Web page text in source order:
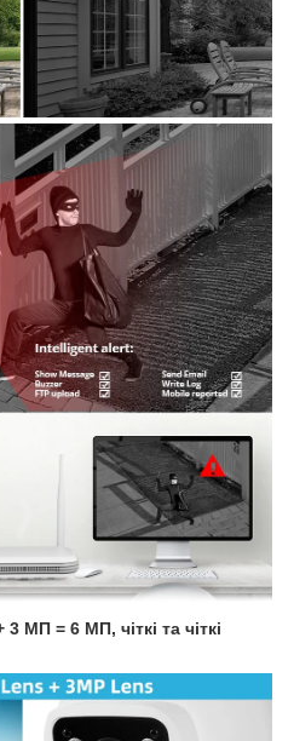
МП = 6 МП, чіткі та чіткі